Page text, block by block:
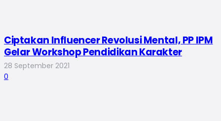
Ciptakan Influencer Revolusi Mental, PP IPM
Gelar Workshop Pendidikan Karakter
28 September 2021
0